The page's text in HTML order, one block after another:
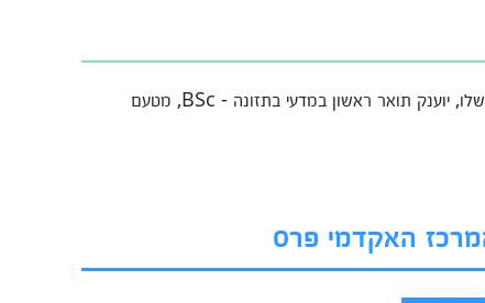
למי שמסיים את מסלול הלימודים ועמד בכל חובות הלימוד שלו, יוענק תואר ראשון במדעי בתזונה - BSc, מטעם
האקדמי פרס